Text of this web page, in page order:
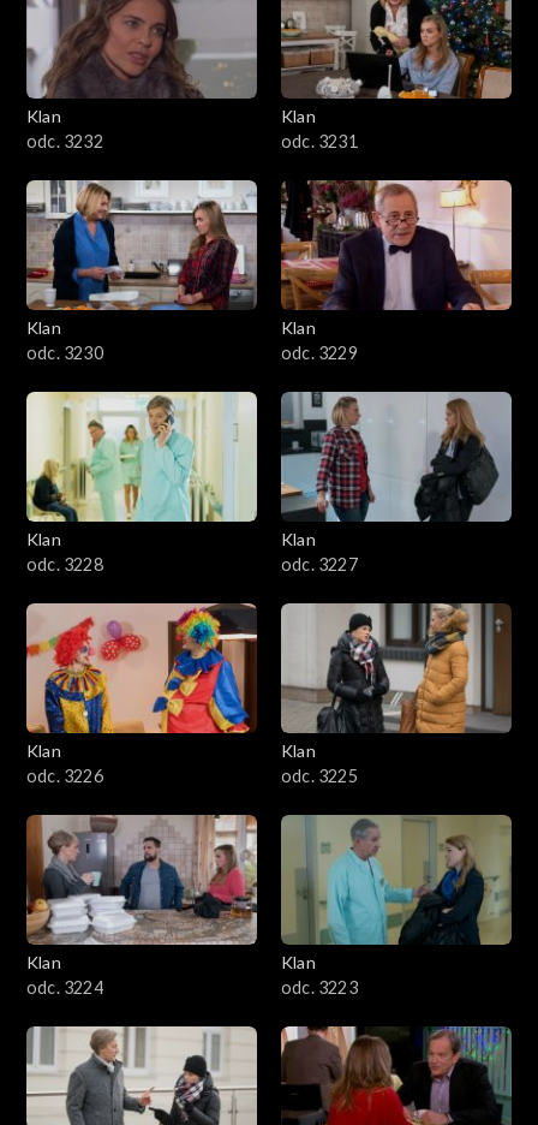
Klan
odc. 3232
Klan
odc. 3231
Klan
odc. 3230
Klan
odc. 3229
Klan
odc. 3228
Klan
odc. 3227
Klan
odc. 3226
Klan
odc. 3225
Klan
odc. 3224
Klan
odc. 3223